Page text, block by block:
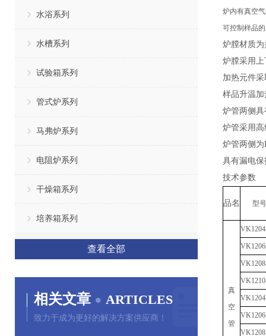
水浴系列
水槽系列
试验箱系列
管式炉系列
马弗炉系列
电阻炉系列
干燥箱系列
培养箱系列
查看全部
相关文章 ARTICLES
致力于成为更好的解决方案供应商！
炉内有真空
可控制样品
炉膛材质
炉膛采用
加热元件
样品升温
炉管两侧
炉管采用
炉管两侧为
具有漏电
技术参数
品名 型号
真
空
管
V
V
V
V
V
V
V